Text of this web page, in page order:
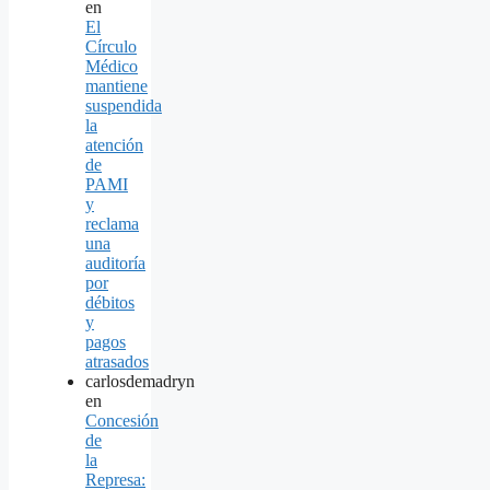
en
El
Círculo
Médico
mantiene
suspendida
la
atención
de
PAMI
y
reclama
una
auditoría
por
débitos
y
pagos
atrasados
carlosdemadryn
en
Concesión
de
la
Represa: